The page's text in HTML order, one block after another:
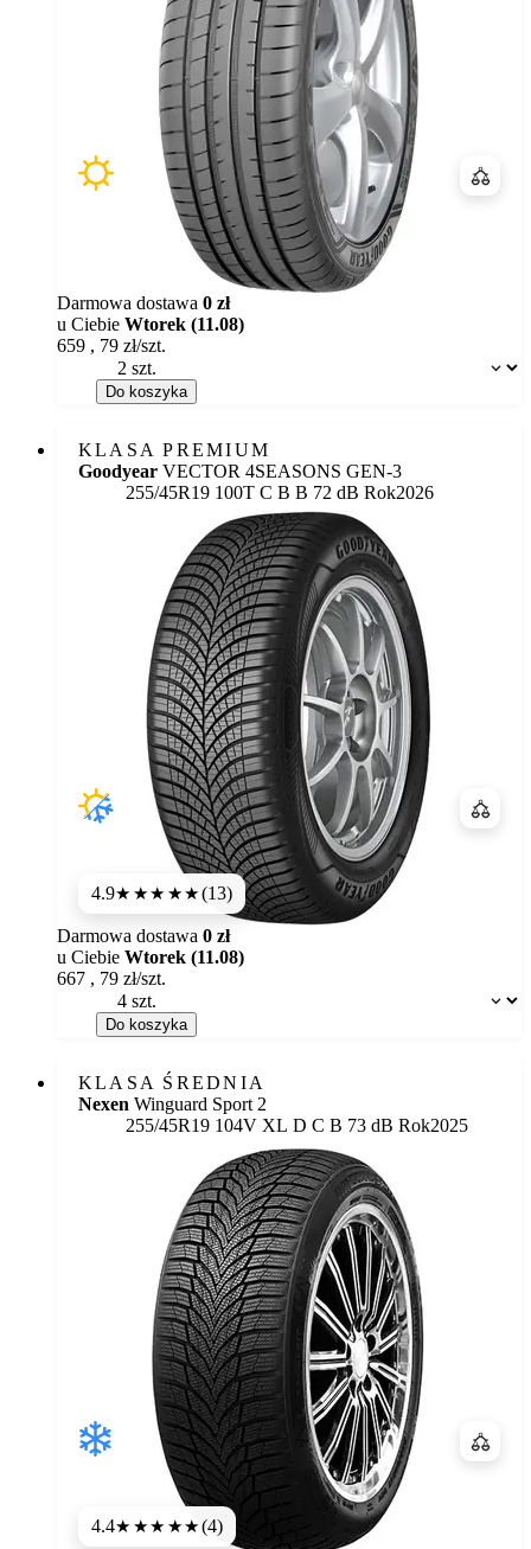
Dostępność:
Darmowa dostawa 0 zł
u Ciebie Wtorek (11.08)
659 , 79 zł/szt.
Do koszyka
KLASA PREMIUM
Goodyear VECTOR 4SEASONS GEN-3
255/45R19 100T Etykieta:
C B B 72 dB Rok2026
4.9★★★★★(13)
Dostępność:
Darmowa dostawa 0 zł
u Ciebie Wtorek (11.08)
667 , 79 zł/szt.
Do koszyka
KLASA ŚREDNIA
Nexen Winguard Sport 2
255/45R19 104V XL Etykieta:
D C B 73 dB Rok2025
4.4★★★★★(4)